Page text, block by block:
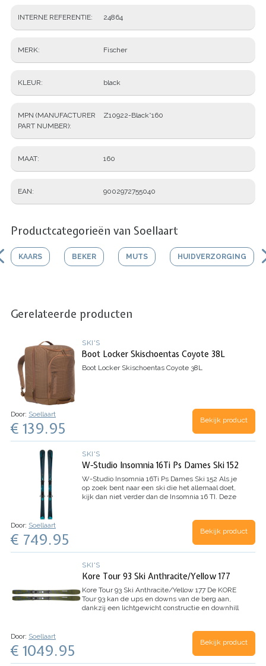
INTERNE REFERENTIE 24864
MERK Fischer
KLEUR black
MPN (MANUFACTURER
PART NUMBER)
Z10922-Black*160
MAAT 160
EAN 9002972755040
Productcategorieën van Soellaart
KAARS BEKER MUTS HUIDVERZORGING
Gerelateerde producten
SKI'S
Boot Locker Skischoentas Coyote 38L
Boot Locker Skischoentas Coyote 38L
Door: Soellaart
€ 139.95 Bekijk product
SKI'S
W-Studio Insomnia 16Ti Ps Dames Ski 152
W-Studio Insomnia 16Ti Ps Dames Ski 152 Als je
op zoek bent naar een ski die het allemaal doet,
kijk dan niet verder dan de Insomnia 16 TI. Deze
Door: Soellaart
€ 749.95 Bekijk product
SKI'S
Kore Tour 93 Ski Anthracite/Yellow 177
Kore Tour 93 Ski Anthracite/Yellow 177 De KORE
Tour 93 kan de ups en downs van de berg aan,
dankzij een lichtgewicht constructie en downhill
Door: Soellaart
€ 1049.95 Bekijk product